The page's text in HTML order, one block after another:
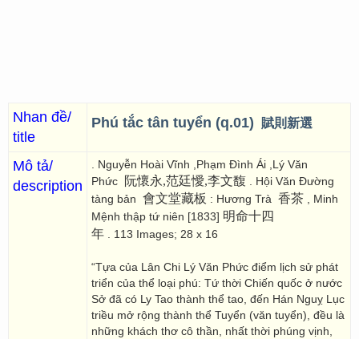
Nhan đề/
title
Phú tắc tân tuyển (q.01) 賦則新選
Mô tả/
description
. Nguyễn Hoài Vĩnh ,Phạm Đình Ái ,Lý Văn
Phức
阮懷永,范廷懓,李文馥 . Hội Văn Đường
tàng bản 會文堂藏板 : Hương Trà 香茶 , Minh
Mệnh thập tứ niên [1833] 明命十四
年 . 113 Images; 28 x 16
“Tựa của Lân Chi Lý Văn Phức điểm lịch sử phát
triển của thể loại phú: Tứ thời Chiến quốc ở nước
Sở đã có Ly Tao thành thể tao, đến Hán Nguỵ Lục
triều mở rộng thành thể Tuyển (văn tuyển), đều là
những khách thơ cô thần, nhất thời phúng vịnh,